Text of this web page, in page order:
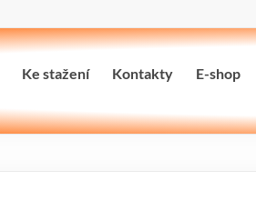
Ke stažení Kontakty E-shop